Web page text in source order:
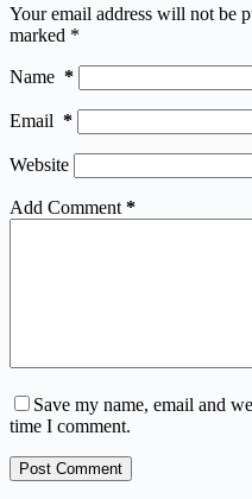
Your email address will not be
marked *
Name *
Email *
Website
Add Comment *
Save my name, email and
time I comment.
Post Comment